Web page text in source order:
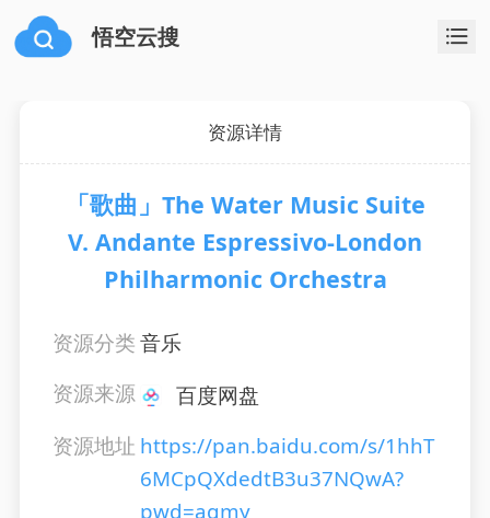
悟空云搜
资源详情
「歌曲」The Water Music Suite
V. Andante Espressivo-London
Philharmonic Orchestra
资源分类音乐
资源来源
百度网盘
资源地址 https://pan.baidu.com/s/1hhT
6MCpQXdedtB3u37NQwA?
pwd=agmy